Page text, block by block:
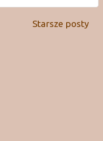
Starsze posty